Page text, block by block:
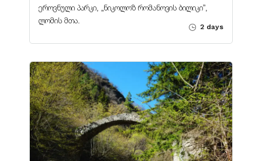
ეროვნული პარკი, „ნიკოლოზ რომანოვის ბილიკი”,
ლომის მთა.
2 days